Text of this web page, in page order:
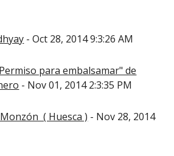
- Oct 28, 2014 9:3:26 AM
para embalsamar" de
- Nov 01, 2014 2:3:35 PM
( Huesca ) - Nov 28, 2014